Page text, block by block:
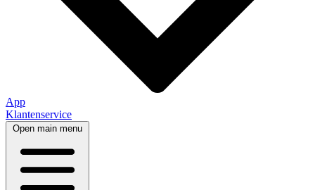
App
Klantenservice
Open main menu